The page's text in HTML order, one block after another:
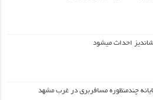
احداث میشود
چندمنظوره مسافربری در غرب مشهد